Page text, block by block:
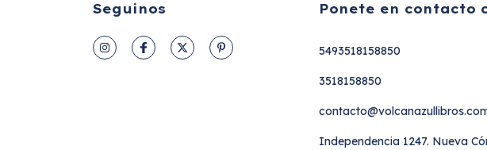
Seguinos Ponete en contacto
5493518158850
3518158850
Independencia 1247. Nueva